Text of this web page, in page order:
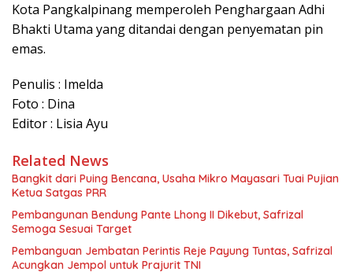
Kota Pangkalpinang memperoleh Penghargaan Adhi
Bhakti Utama yang ditandai dengan penyematan pin
emas.
Penulis : Imelda
Foto : Dina
Editor : Lisia Ayu
Related News
Bangkit dari Puing Bencana, Usaha Mikro Mayasari Tuai Pujian
Ketua Satgas PRR
Pembangunan Bendung Pante Lhong II Dikebut, Safrizal
Semoga Sesuai Target
Pembanguan Jembatan Perintis Reje Payung Tuntas, Safrizal
Acungkan Jempol untuk Prajurit TNI